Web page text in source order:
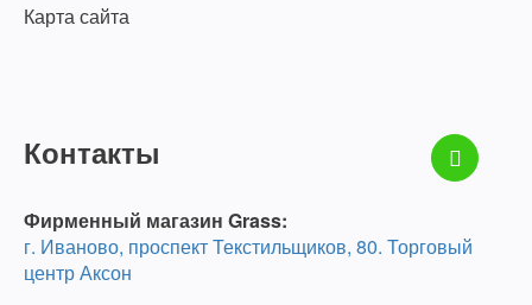
Карта сайта
Контакты
Фирменный магазин Grass:
г. Иваново, проспект Текстильщиков, 80. Торговый
центр Аксон